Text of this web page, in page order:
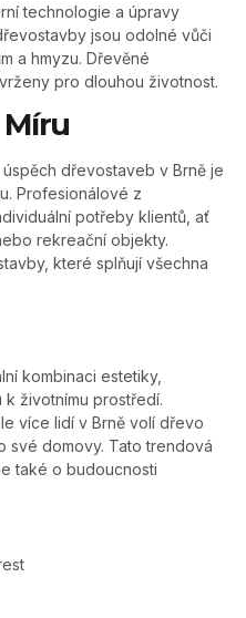
technologie a úpravy
jsou odolné vůči
a hmyzu. Dřevěné
pro dlouhou životnost.
dřevostaveb v Brně je
Profesionálové z
potřeby klientů, ať
rekreační objekty.
které splňují všechna
kombinaci estetiky,
životnímu prostředí.
více lidí v Brně volí dřevo
své domovy. Tato trendová
také o budoucnosti